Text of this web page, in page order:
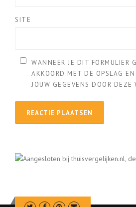
SITE
WANNEER JE DIT FORMULIER
AKKOORD MET DE OPSLAG EN
JOUW GEGEVENS DOOR DEZE